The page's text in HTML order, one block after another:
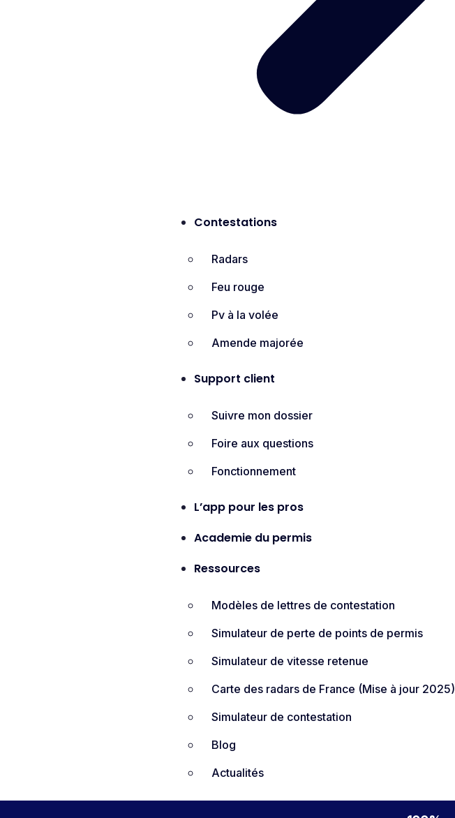
Contestations
Radars
Feu rouge
Pv à la volée
Amende majorée
Support client
Suivre mon dossier
Foire aux questions
Fonctionnement
L’app pour les pros
Academie du permis
Ressources
Modèles de lettres de contestation
Simulateur de perte de points de permis
Simulateur de vitesse retenue
Carte des radars de France (Mise à jour 2025)​
Simulateur de contestation
Blog
Actualités